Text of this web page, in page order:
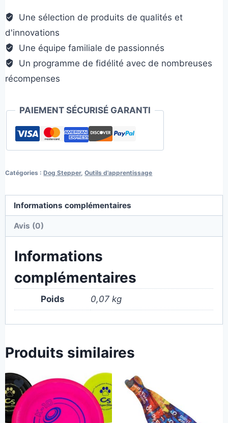
Une sélection de produits de qualités et
d'innovations
Une équipe familiale de passionnés
Un programme de fidélité avec de nombreuses
récompenses
PAIEMENT SÉCURISÉ GARANTI
Catégories :Dog Stepper,Outils d'apprentissage
Informations complémentaires
Avis (0)
Informations
complémentaires
Poids 0,07 kg
Produits similaires